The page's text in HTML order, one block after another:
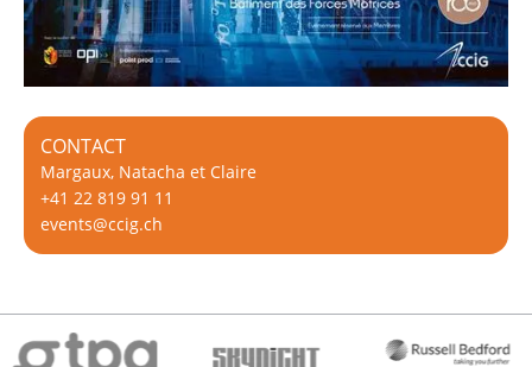
CONTACT
Margaux, Natacha et Claire
+41 22 819 91 11
events@ccig.ch